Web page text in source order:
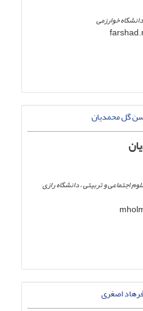
خوارزمی
اجتماعی و تربیتی ، دانشگاه رازی